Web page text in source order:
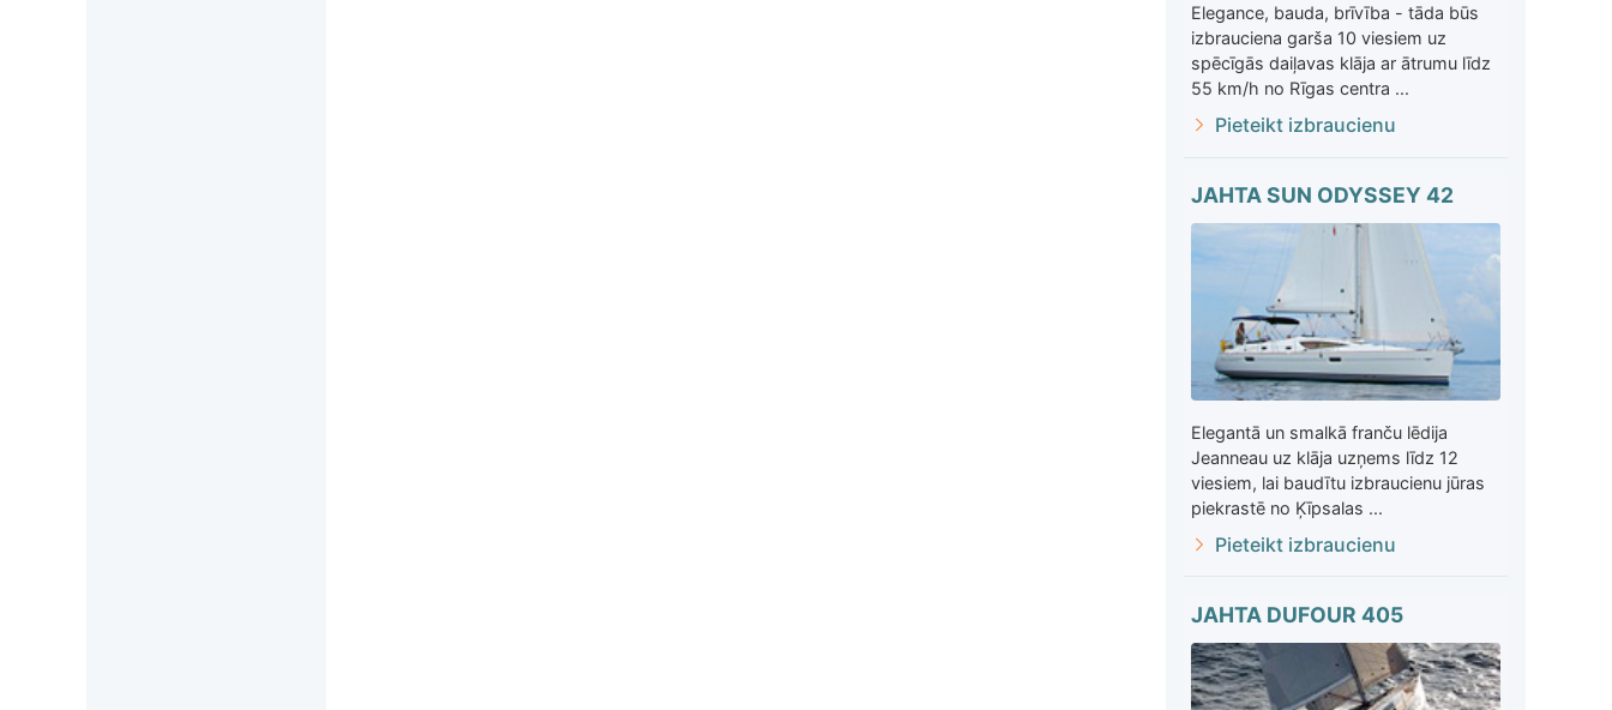
Elegance, bauda, brīvība - tāda būs
izbrauciena garša 10 viesiem uz
spēcīgās daiļavas klāja ar ātrumu līdz
55 km/h no Rīgas centra ...
Pieteikt izbraucienu
JAHTA SUN ODYSSEY 42
Elegantā un smalkā franču lēdija
Jeanneau uz klāja uzņems līdz 12
viesiem, lai baudītu izbraucienu jūras
piekrastē no Ķīpsalas ...
Pieteikt izbraucienu
JAHTA DUFOUR 405